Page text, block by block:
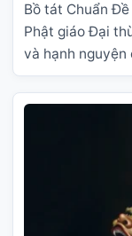
Bồ tát Chuẩn
Phật giáo Đại
và hạnh nguyện